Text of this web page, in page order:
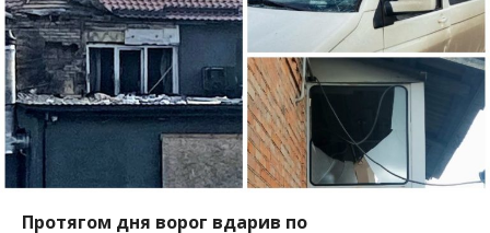
Протягом дня ворог вдарив по